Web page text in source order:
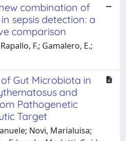
combination of
sepsis detection: a
comparison
F.; Gamalero, E.;
Gut Microbiota in
and
Pathogenetic
Target
Novi, Marialuisa;